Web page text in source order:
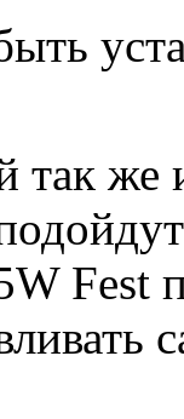
так
Fest